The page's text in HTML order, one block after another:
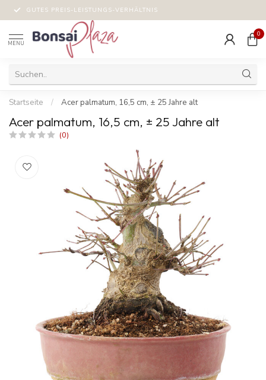
GELD-ZURÜCK-GARANTIE!
MENU
0
Startseite / Acer palmatum, 16,5 cm, ± 25 Jahre alt
Acer palmatum, 16,5 cm, ± 25 Jahre alt
(0)